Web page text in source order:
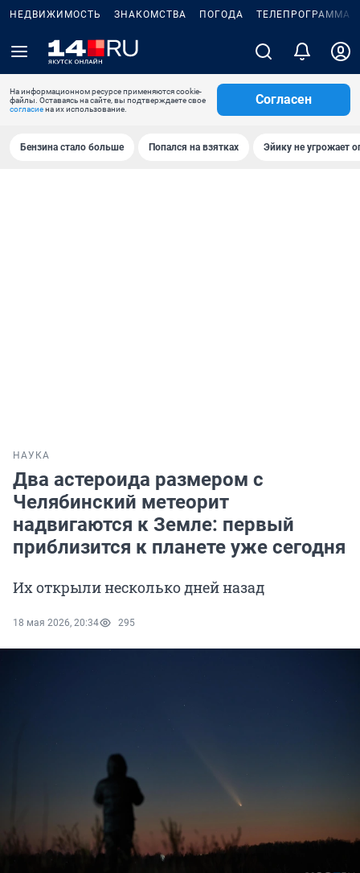
НЕДВИЖИМОСТЬ ЗНАКОМСТВА ПОГОДА ТЕЛЕПРОГРАММА
На информационном ресурсе применяются cookie-
файлы. Оставаясь на сайте, вы подтверждаете свое
согласиена их использование.
Согласен
Бензина стало больше Попался на взятках Эйику не угрожает
НАУКА
Два астероида размером с
Челябинский метеорит
надвигаются к Земле: первый
приблизится к планете уже сегодня
Их открыли несколько дней назад
18 мая 2026, 20:34 295